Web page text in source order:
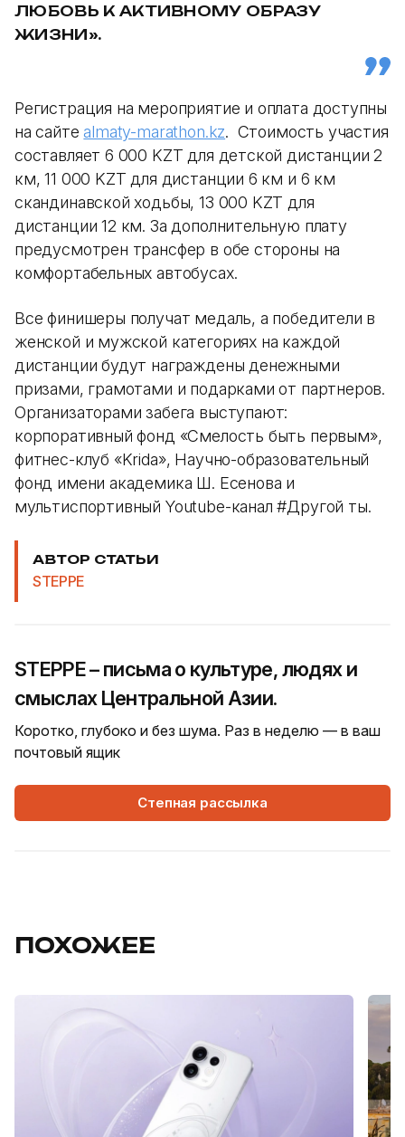
ЛЮБОВЬ К АКТИВНОМУ ОБРАЗУ
ЖИЗНИ».
Регистрация на мероприятие и оплата доступны
на сайтеalmaty-marathon.kz. Стоимость участия
составляет 6 000 KZT для детской дистанции 2
км, 11 000 KZT для дистанции 6 км и 6 км
скандинавской ходьбы, 13 000 KZT для
дистанции 12 км. За дополнительную плату
предусмотрен трансфер в обе стороны на
комфортабельных автобусах.
Все финишеры получат медаль, а победители в
женской и мужской категориях на каждой
дистанции будут награждены денежными
призами, грамотами и подарками от партнеров.
Организаторами забега выступают:
корпоративный фонд «Смелость быть первым»,
фитнес-клуб «Krida», Научно-образовательный
фонд имени академика Ш. Есенова и
мультиспортивный Youtube-канал #Другой ты.
АВТОР СТАТЬИ
STEPPE
STEPPE – письма о культуре, людях и
смыслах Центральной Азии.
Коротко, глубоко и без шума. Раз в неделю — в ваш
почтовый ящик
Степная рассылка
ПОХОЖЕЕ